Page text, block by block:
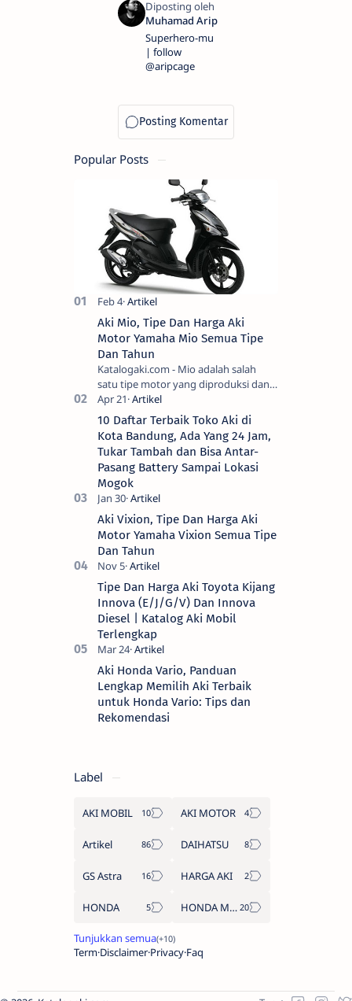
Superhero-mu
| follow
@aripcage
Popular Posts
Aki Mio, Tipe Dan Harga Aki
Motor Yamaha Mio Semua Tipe
Dan Tahun
Katalogaki.com - Mio adalah salah
satu tipe motor yang diproduksi dan
dipasarkan oleh Yamah…
10 Daftar Terbaik Toko Aki di
Kota Bandung, Ada Yang 24 Jam,
Tukar Tambah dan Bisa Antar-
Pasang Battery Sampai Lokasi
Mogok
Aki Vixion, Tipe Dan Harga Aki
Motor Yamaha Vixion Semua Tipe
Dan Tahun
Tipe Dan Harga Aki Toyota Kijang
Innova (E/J/G/V) Dan Innova
Diesel | Katalog Aki Mobil
Terlengkap
Aki Honda Vario, Panduan
Lengkap Memilih Aki Terbaik
untuk Honda Vario: Tips dan
Rekomendasi
Label
AKI MOBIL AKI MOTOR
Artikel DAIHATSU
GS Astra HARGA AKI
HONDA HONDA MOTOR
Term Disclaimer Privacy Faq